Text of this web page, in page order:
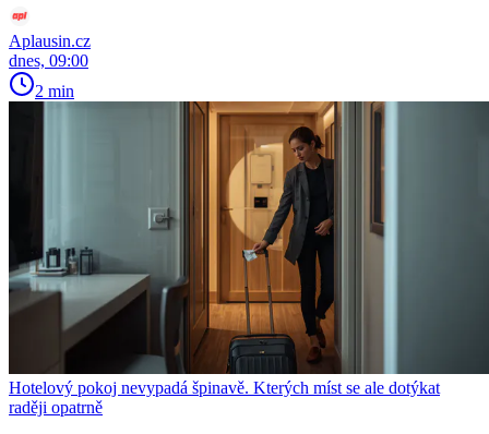
Aplausin.cz
dnes, 09:00
2 min
Hotelový pokoj nevypadá špinavě. Kterých míst se ale dotýkat
raději opatrně